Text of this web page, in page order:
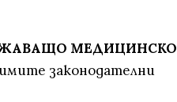
МЕДИЦИНСКО
законодателни